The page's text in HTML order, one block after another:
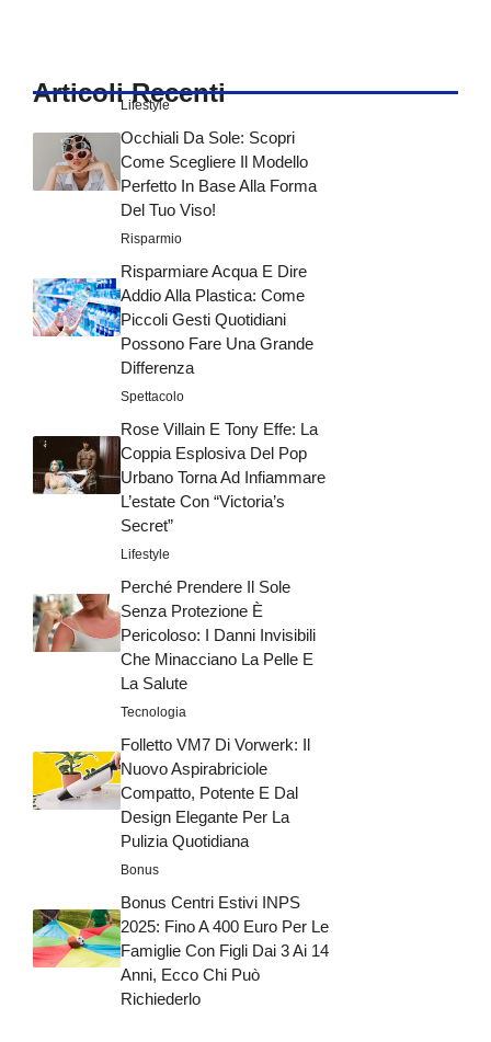
Articoli Recenti
Lifestyle
Occhiali Da Sole: Scopri
Come Scegliere Il Modello
Perfetto In Base Alla Forma
Del Tuo Viso!
Risparmio
Risparmiare Acqua E Dire
Addio Alla Plastica: Come
Piccoli Gesti Quotidiani
Possono Fare Una Grande
Differenza
Spettacolo
Rose Villain E Tony Effe: La
Coppia Esplosiva Del Pop
Urbano Torna Ad Infiammare
L’estate Con “Victoria’s
Secret”
Lifestyle
Perché Prendere Il Sole
Senza Protezione È
Pericoloso: I Danni Invisibili
Che Minacciano La Pelle E
La Salute
Tecnologia
Folletto VM7 Di Vorwerk: Il
Nuovo Aspirabriciole
Compatto, Potente E Dal
Design Elegante Per La
Pulizia Quotidiana
Bonus
Bonus Centri Estivi INPS
2025: Fino A 400 Euro Per Le
Famiglie Con Figli Dai 3 Ai 14
Anni, Ecco Chi Può
Richiederlo